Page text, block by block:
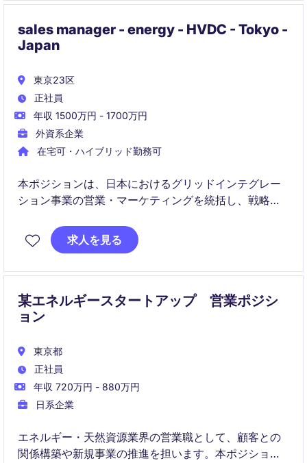
sales manager - energy - HVDC - Tokyo -
Japan
東京23区
正社員
年収 1500万円 - 1700万円
外資系企業
在宅可・ハイブリッド勤務可
本ポジションは、日本におけるグリッドインテグレー
ション事業の営業・マーケティングを統括し、戦略的
ルギー分野においても成長を牽引するリーダーシップ
が求められます。
求人を見る
某エネルギースタートアップ 営業ポジシ
ョン
東京都
正社員
年収 720万円 - 880万円
日系企業
エネルギー・天然資源業界の営業職として、顧客との
関係構築や新規事業の推進を担います。本ポジション